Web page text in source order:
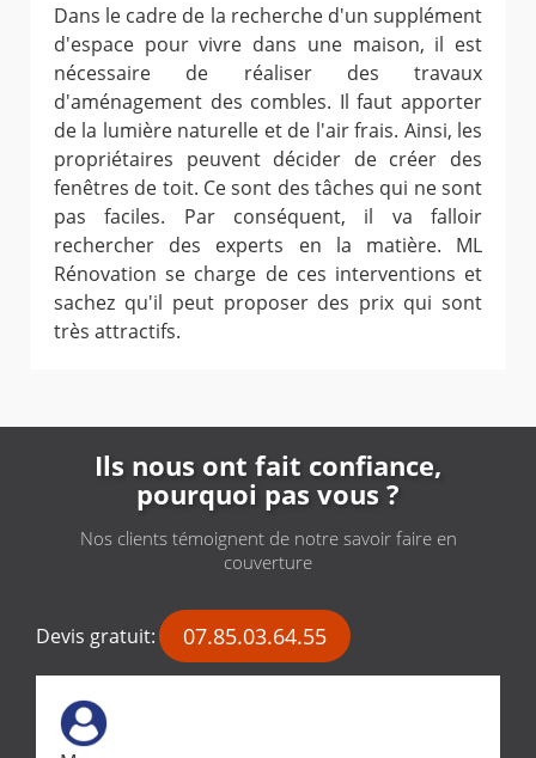
Dans le cadre de la recherche d'un supplément
d'espace pour vivre dans une maison, il est
nécessaire de réaliser des travaux
d'aménagement des combles. Il faut apporter
de la lumière naturelle et de l'air frais. Ainsi, les
propriétaires peuvent décider de créer des
fenêtres de toit. Ce sont des tâches qui ne sont
pas faciles. Par conséquent, il va falloir
rechercher des experts en la matière. ML
Rénovation se charge de ces interventions et
sachez qu'il peut proposer des prix qui sont
très attractifs.
Ils nous ont fait confiance,
pourquoi pas vous ?
Nos clients témoignent de notre savoir faire en
couverture
Devis gratuit: 07.85.03.64.55